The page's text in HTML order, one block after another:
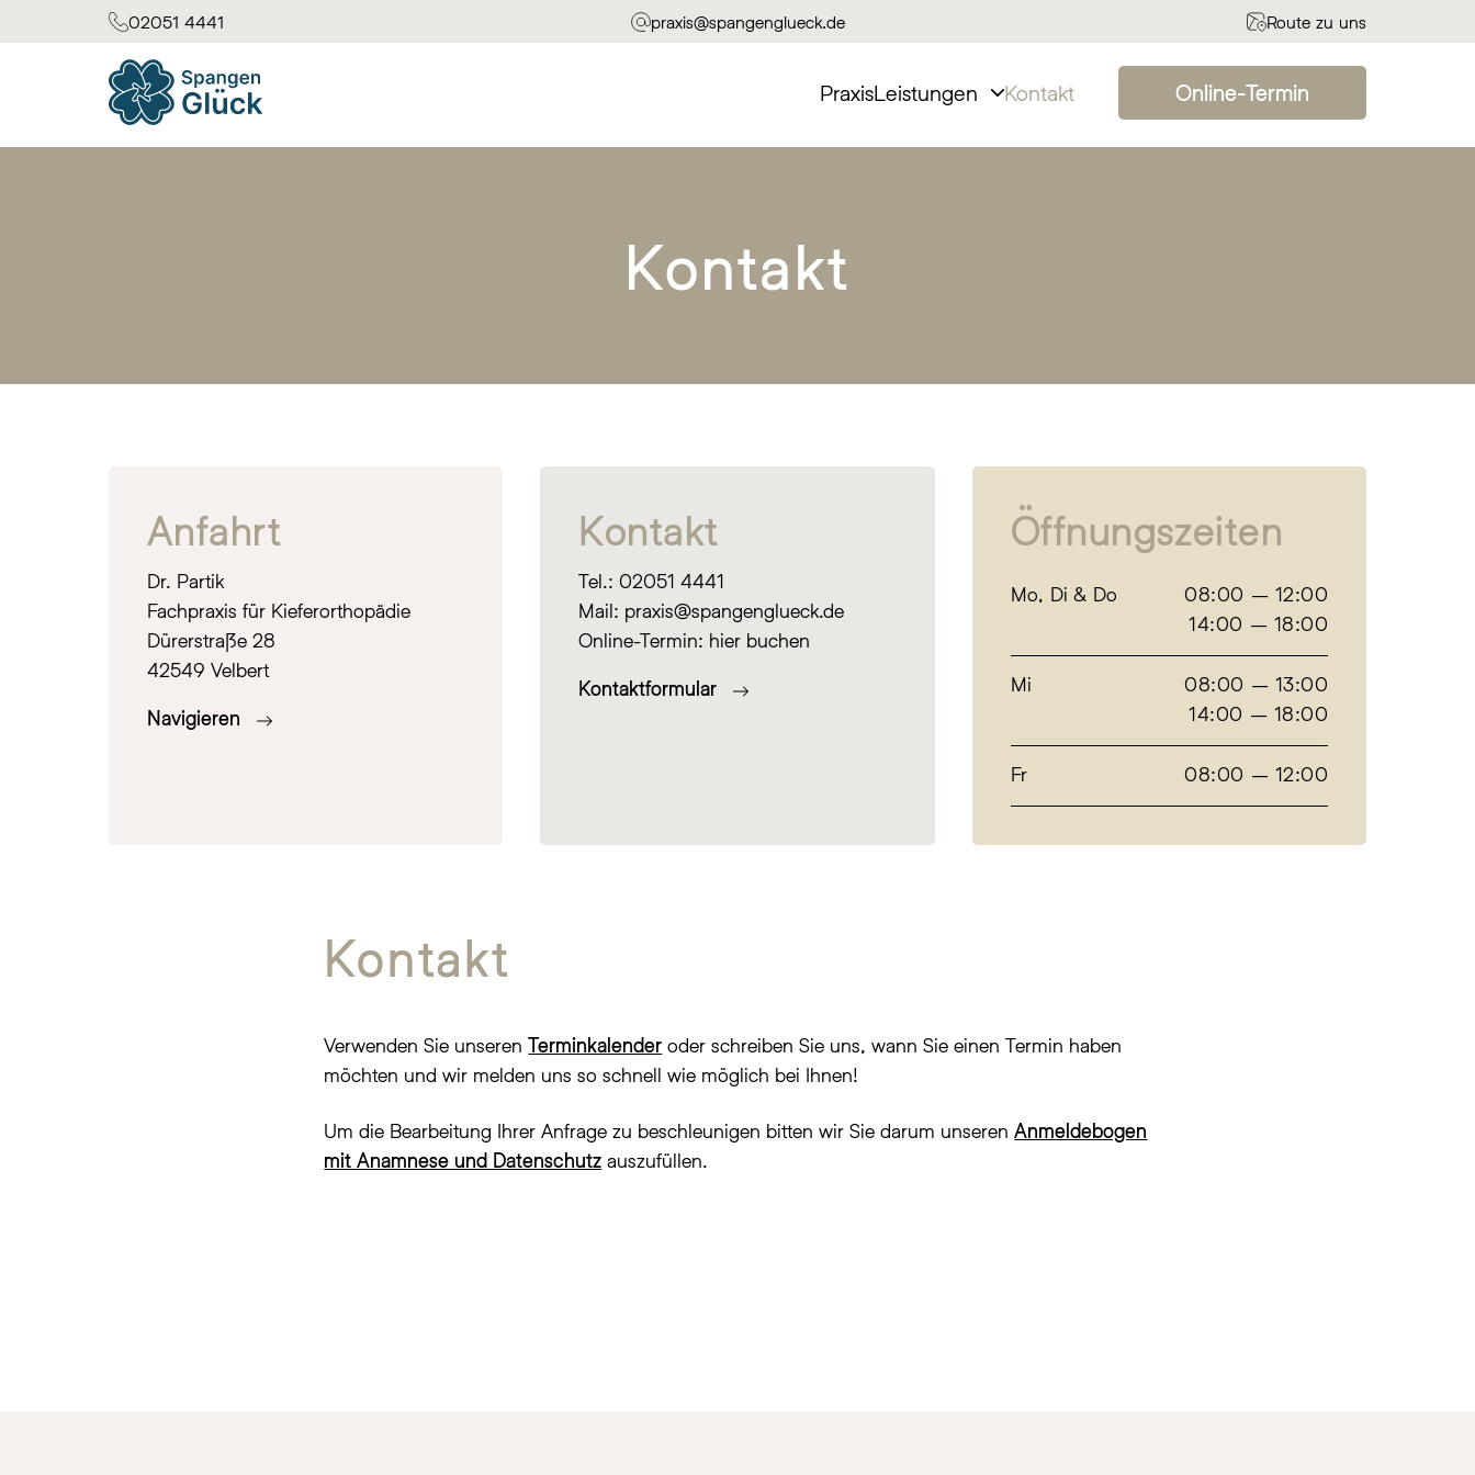
02051 4441 praxis@spangenglueck.de Route zu uns
PraxisLeistungen Kontakt Online-Termin
Kontakt
Anfahrt
Dr. Partik
Fachpraxis für Kieferorthopädie
Dürerstraße 28
42549 Velbert
Navigieren
Kontakt
Tel.:02051 4441
Mail: praxis@spangenglueck.de
Online-Termin: hier buchen
Kontaktformular
Öffnungszeiten
Mo, Di & Do
08:00 – 12:00
14:00 – 18:00
Mi
08:00 – 13:00
14:00 – 18:00
Fr 08:00 – 12:00
Kontakt
Verwenden Sie unserenTerminkalender oder schreiben Sie uns, wann Sie einen Termin haben
möchten und wir melden uns so schnell wie möglich bei Ihnen!
Um die Bearbeitung Ihrer Anfrage zu beschleunigen bitten wir Sie darum unserenAnmeldebogen
mit Anamnese und Datenschutz auszufüllen.